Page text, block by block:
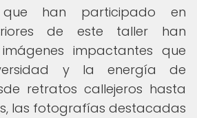
han participado en
de este taller han
impactantes que
y la energía de
retratos callejeros hasta
las fotografías destacadas